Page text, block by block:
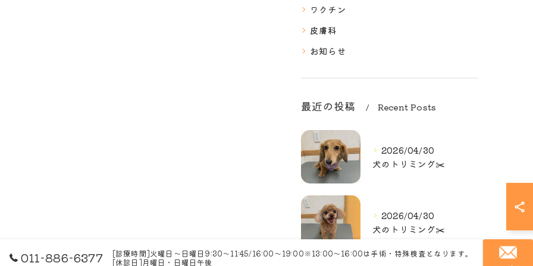
ワクチン
皮膚科
お知らせ
最近の投稿 Recent Posts
2026/04/30
犬のトリミング✂️
2026/04/30
犬のトリミング✂️
011-886-6377 [診療時間]火曜日～日曜日9:30～11:45/16:00～19:00※13:00～16:00は手術・特殊検査となります。
[休診日]月曜日・日曜日午後